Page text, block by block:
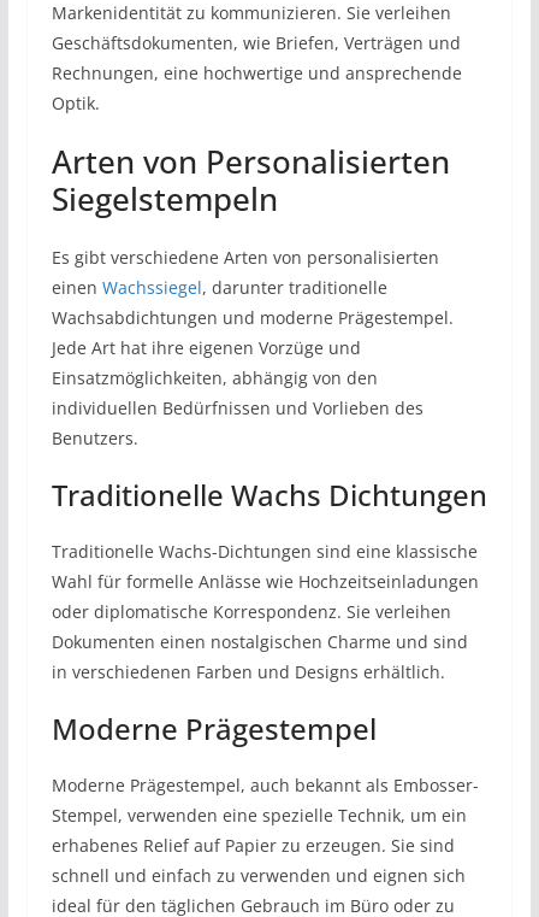
Markenidentität zu kommunizieren. Sie verleihen
Geschäftsdokumenten, wie Briefen, Verträgen und
Rechnungen, eine hochwertige und ansprechende
Optik.
Arten von Personalisierten
Siegelstempeln
Es gibt verschiedene Arten von personalisierten
einen Wachssiegel, darunter traditionelle
Wachsabdichtungen und moderne Prägestempel.
Jede Art hat ihre eigenen Vorzüge und
Einsatzmöglichkeiten, abhängig von den
individuellen Bedürfnissen und Vorlieben des
Benutzers.
Traditionelle Wachs Dichtungen
Traditionelle Wachs-Dichtungen sind eine klassische
Wahl für formelle Anlässe wie Hochzeitseinladungen
oder diplomatische Korrespondenz. Sie verleihen
Dokumenten einen nostalgischen Charme und sind
in verschiedenen Farben und Designs erhältlich.
Moderne Prägestempel
Moderne Prägestempel, auch bekannt als Embosser-
Stempel, verwenden eine spezielle Technik, um ein
erhabenes Relief auf Papier zu erzeugen. Sie sind
schnell und einfach zu verwenden und eignen sich
ideal für den täglichen Gebrauch im Büro oder zu